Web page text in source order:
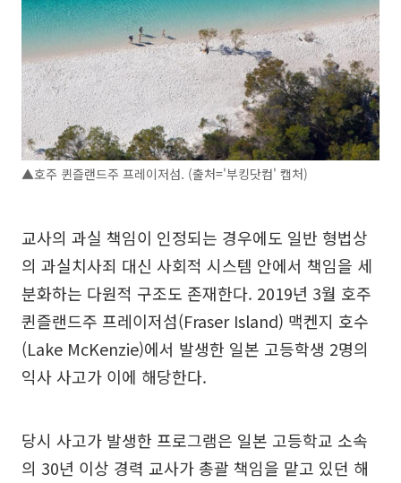
▲호주 퀸즐랜드주 프레이저섬. (출처='부킹닷컴' 캡처)
교사의 과실 책임이 인정되는 경우에도 일반 형법상
의 과실치사죄 대신 사회적 시스템 안에서 책임을 세
분화하는 다원적 구조도 존재한다. 2019년 3월 호주
퀸즐랜드주 프레이저섬(Fraser Island) 맥켄지 호수
(Lake McKenzie)에서 발생한 일본 고등학생 2명의
익사 사고가 이에 해당한다.
당시 사고가 발생한 프로그램은 일본 고등학교 소속
의 30년 이상 경력 교사가 총괄 책임을 맡고 있던 해